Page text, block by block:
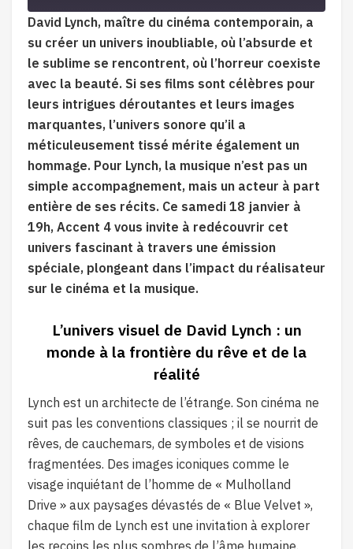
David Lynch, maître du cinéma contemporain, a
su créer un univers inoubliable, où l’absurde et
le sublime se rencontrent, où l’horreur coexiste
avec la beauté. Si ses films sont célèbres pour
leurs intrigues déroutantes et leurs images
marquantes, l’univers sonore qu’il a
méticuleusement tissé mérite également un
hommage. Pour Lynch, la musique n’est pas un
simple accompagnement, mais un acteur à part
entière de ses récits. Ce samedi 18 janvier à
19h, Accent 4 vous invite à redécouvrir cet
univers fascinant à travers une émission
spéciale, plongeant dans l’impact du réalisateur
sur le cinéma et la musique.
L’univers visuel de David Lynch : un
monde à la frontière du rêve et de la
réalité
Lynch est un architecte de l’étrange. Son cinéma ne
suit pas les conventions classiques ; il se nourrit de
rêves, de cauchemars, de symboles et de visions
fragmentées. Des images iconiques comme le
visage inquiétant de l’homme de « Mulholland
Drive » aux paysages dévastés de « Blue Velvet »,
chaque film de Lynch est une invitation à explorer